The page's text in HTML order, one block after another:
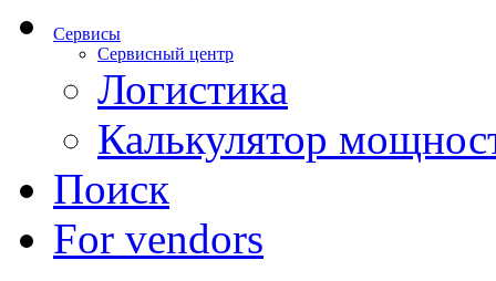
Сервисы
Сервисный центр
Логистика
Калькулятор
Поиск
For vendors